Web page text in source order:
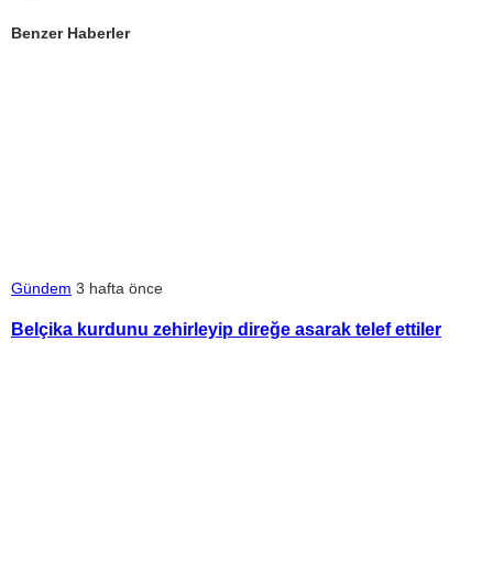
Benzer Haberler
Gündem 3 hafta önce
Belçika kurdunu zehirleyip direğe asarak telef ettiler